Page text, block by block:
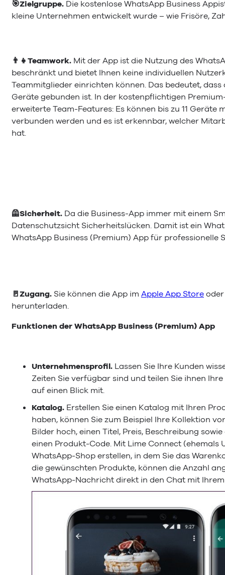
🎯Zielgruppe. Die kostenlose WhatsApp Business
kleine Unternehmen entwickelt wurde – wie Frisöre,
👨‍👧Teamwork. Mit der App ist die Nutzung des
beschränkt und bietet Ihnen keine individuellen
Teammitglieder einrichten können. Das bedeutet,
Geräte gebunden ist. In der kostenpflichtigen
erweiterte Team-Features: Es können bis zu 11
verbunden werden und es ist erkennbar, welcher
hat.
🦺Sicherheit. Da die Business-App immer mit einem
Datenschutzsicht Sicherheitslücken. Damit ist ein
WhatsApp Business (Premium) App für professionelle
🚪Zugang. Sie können die App im Apple App Store
herunterladen.
Funktionen der WhatsApp Business (Premium) App
Unternehmensprofil. Lassen Sie Ihre Kunden
Zeiten Sie verfügbar sind und teilen Sie ihnen
auf einen Blick mit.
Katalog. Erstellen Sie einen Katalog mit Ihren
haben, können Sie zum Beispiel Ihre Kollektion
Bilder hoch, einen Titel, Preis, Beschreibung
einen Produkt-Code. Mit Lime Connect (ehemals
WhatsApp-Shop erstellen, in dem Sie das
die gewünschten Produkte, können die Anzahl
WhatsApp-Nachricht direkt in den Chat mit